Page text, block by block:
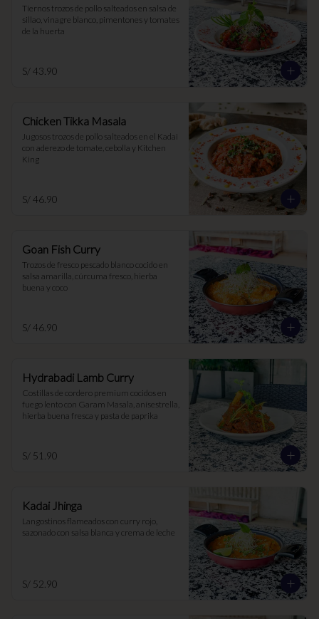
Tiernos trozos de pollo salteados en salsa de
sillao, vinagre blanco, pimentones y tomates
de la huerta
S/ 43.90
Chicken Tikka Masala
Jugosos trozos de pollo salteados en el Kadai
con aderezo de tomate, cebolla y Kitchen
King
S/ 46.90
Goan Fish Curry
Trozos de fresco pescado blanco cocido en
salsa amarilla, cúrcuma fresco, hierba
buena y coco
S/ 46.90
Hydrabadi Lamb Curry
Costillas de cordero premium cocidos en
fuego lento con Garam Masala, anísestrella,
hierba buena fresca y pasta de paprika
S/ 51.90
Kadai Jhinga
Langostinos flameados con curry rojo,
sazonado con salsa blanca y crema de leche
S/ 52.90